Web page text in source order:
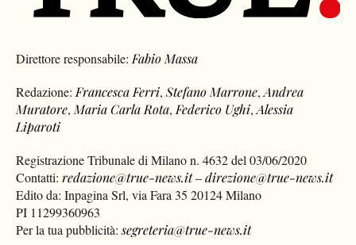
Direttore responsabile: Fabio Massa
Redazione: Francesca Ferri,Stefano Marrone,Andrea
Muratore, Maria Carla Rota, Federico Ughi,Alessia
Liparoti
Registrazione Tribunale di Milano n. 4632 del 03/06/2020
Contatti:redazione@true-news.it–direzione@true-news.it
Edito da: Inpagina Srl, via Fara 35 20124 Milano
PI 11299360963
Per la tua pubblicità:segreteria@true-news.it